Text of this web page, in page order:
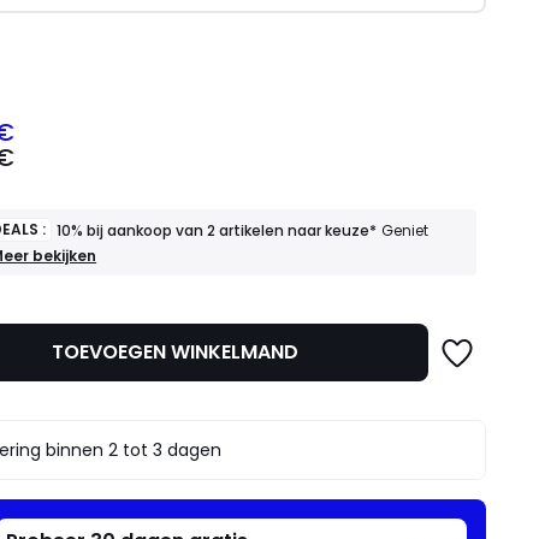
: 10% bij aankoop van 2 artikelen naar keuze* Geniet
aankoop
naar
bekijken
TOEVOEGEN WINKELMAND
binnen 2 tot 3 dagen